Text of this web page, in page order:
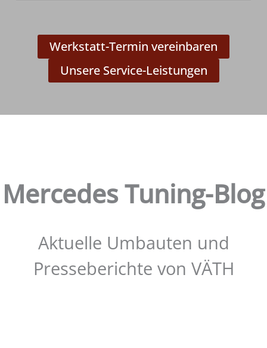
Werkstatt-Termin vereinbaren
Unsere Service-Leistungen
Mercedes Tuning-Blog
Aktuelle Umbauten und
Presseberichte von VÄTH